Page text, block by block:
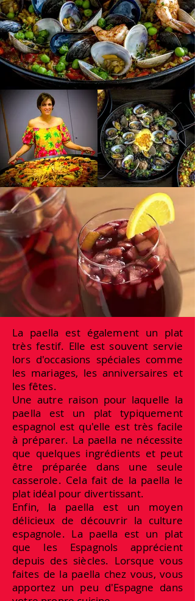
La paella est également un plat
très festif. Elle est souvent servie
lors d'occasions spéciales comme
les mariages, les anniversaires et
les fêtes.
Une autre raison pour laquelle la
paella est un plat typiquement
espagnol est qu'elle est très facile
à préparer. La paella ne nécessite
que quelques ingrédients et peut
être préparée dans une seule
casserole. Cela fait de la paella le
plat idéal pour divertissant.
Enfin, la paella est un moyen
délicieux de découvrir la culture
espagnole. La paella est un plat
que les Espagnols apprécient
depuis des siècles. Lorsque vous
faites de la paella chez vous, vous
apportez un peu d'Espagne dans